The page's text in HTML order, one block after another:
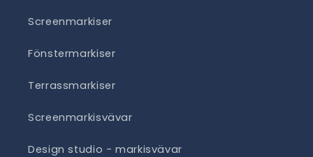
Screenmarkiser
Fönstermarkiser
Terrassmarkiser
Screenmarkisvävar
Design studio - markisvävar